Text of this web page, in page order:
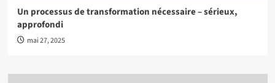
Un processus de transformation nécessaire – sérieux,
approfondi
mai 27, 2025